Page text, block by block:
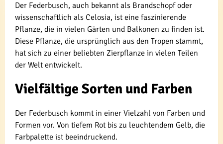
Der Federbusch, auch bekannt als Brandschopf oder
wissenschaftlich als Celosia, ist eine faszinierende
Pflanze, die in vielen Gärten und Balkonen zu finden ist.
Diese Pflanze, die ursprünglich aus den Tropen stammt,
hat sich zu einer beliebten Zierpflanze in vielen Teilen
der Welt entwickelt.
Vielfältige Sorten und Farben
Der Federbusch kommt in einer Vielzahl von Farben und
Formen vor. Von tiefem Rot bis zu leuchtendem Gelb, die
Farbpalette ist beeindruckend.